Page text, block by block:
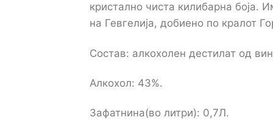
кристално чиста килибарна боја.
на Гевгелија, добиено по кралот
Состав: aлкохолен дестилат од
Алкохол: 43%.
Зафатнина(во литри): 0,7Л.